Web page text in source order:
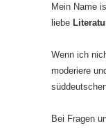
Mein Name
liebe
Wenn ich
moderiere
Bei Fragen